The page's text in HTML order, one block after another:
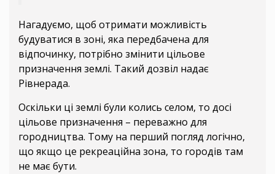
Нагадуємо, щоб отримати можливість
будуватися в зоні, яка передбачена для
відпочинку, потрібно змінити цільове
призначення землі. Такий дозвіл надає
Рівнерада.
Оскільки ці землі були колись селом, то досі
цільове призначення – переважно для
городництва. Тому на перший погляд логічно,
що якщо це рекреаційна зона, то городів там
не має бути.